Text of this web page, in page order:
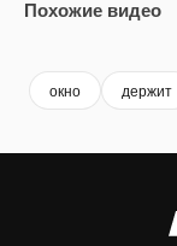
Похожие видео
окно держит